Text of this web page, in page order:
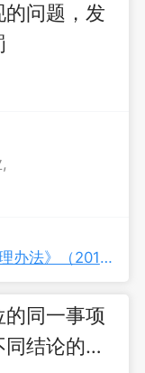
问题，发
《会计师事务所执业许可和监督管理办法》（2019年修订）
同一事项
结论的审